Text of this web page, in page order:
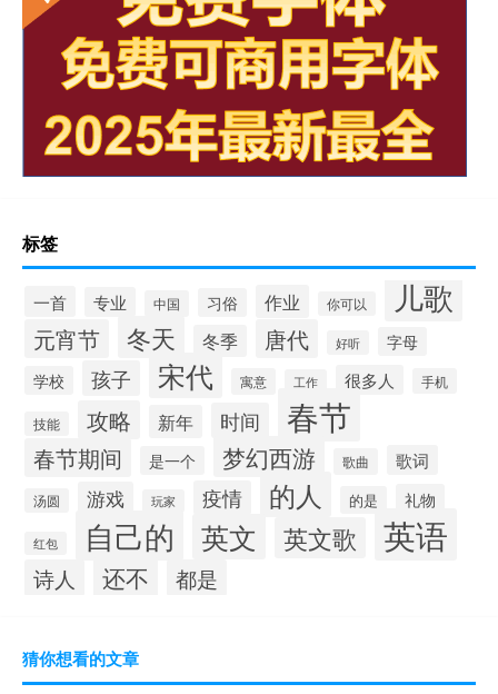
标签
一首 专业 中国 习俗 作业 你可以 儿歌
元宵节 冬天 冬季 唐代 好听
字母
学校
孩子 宋代 寓意 工作 很多人 手机
技能 攻略 新年 时间 春节
春节期间 是一个 梦幻西游 歌曲 歌词
汤圆 游戏 玩家 疫情 的人 的是 礼物
红包 自己的 英文 英文歌 英语
诗人 还不 都是
猜你想看的文章